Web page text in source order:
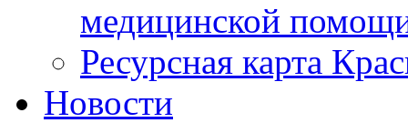
медицинской
Ресурсная карта
Новости